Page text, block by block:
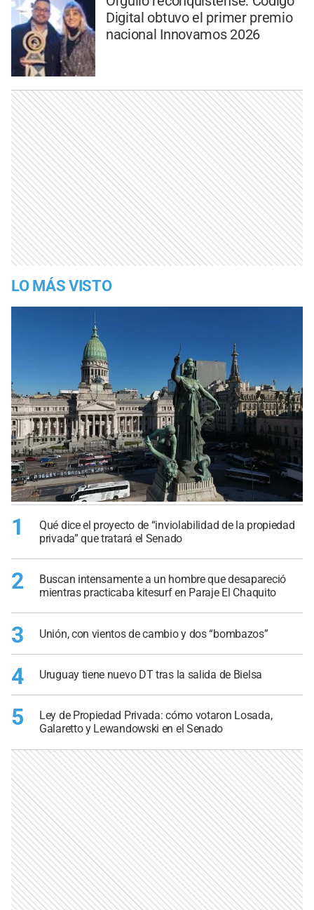
Digital obtuvo el primer premio
nacional Innovamos 2026
LO MÁS VISTO
1
Qué dice el proyecto de “inviolabilidad de la propiedad
privada” que tratará el Senado
2
Buscan intensamente a un hombre que desapareció
mientras practicaba kitesurf en Paraje El Chaquito
3 Unión, con vientos de cambio y dos “bombazos”
4 Uruguay tiene nuevo DT tras la salida de Bielsa
5
Ley de Propiedad Privada: cómo votaron Losada,
Galaretto y Lewandowski en el Senado